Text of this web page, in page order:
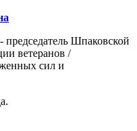
Шпаковской
ветеранов /
сил и